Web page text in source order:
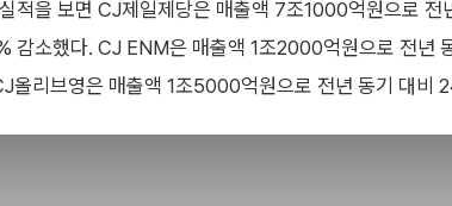
적을 보면 CJ제일제당은 매출액 7조1000억원으로
감소했다. CJ ENM은 매출액 1조2000억원으로 전년
올리브영은 매출액 1조5000억원으로 전년 동기 대비